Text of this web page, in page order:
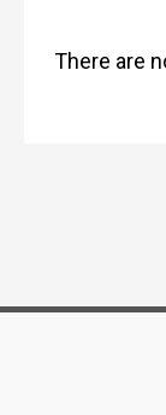
There are